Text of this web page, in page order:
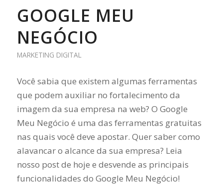
GOOGLE MEU
NEGÓCIO
MARKETING DIGITAL
Você sabia que existem algumas ferramentas
que podem auxiliar no fortalecimento da
imagem da sua empresa na web? O Google
Meu Negócio é uma das ferramentas gratuitas
nas quais você deve apostar. Quer saber como
alavancar o alcance da sua empresa? Leia
nosso post de hoje e desvende as principais
funcionalidades do Google Meu Negócio!